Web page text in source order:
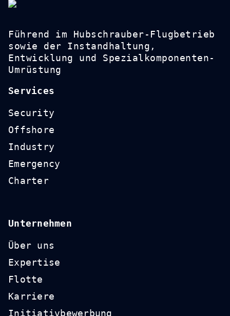
Führend im Hubschrauber-Flugbetrieb
sowie der Instandhaltung,
Entwicklung und Spezialkomponenten-
Umrüstung
Services
Security
Offshore
Industry
Emergency
Charter
Unternehmen
Über uns
Expertise
Flotte
Karriere
Initiativbewerbung